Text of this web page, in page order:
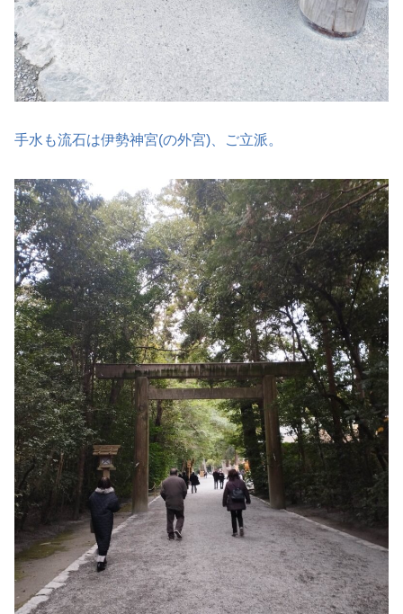
手水も流石は伊勢神宮(の外宮)、ご立派。